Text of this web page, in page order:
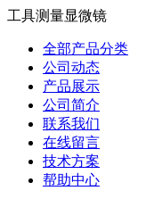
工具测量显微镜
全部产品分类
公司动态
产品展示
公司简介
联系我们
在线留言
技术方案
帮助中心